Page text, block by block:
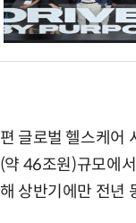
글로벌 헬스케어
약 46조원)규모에
상반기에만 전년